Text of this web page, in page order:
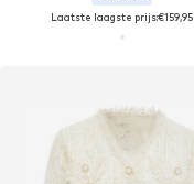
Laatste laagste prijs:€159,95